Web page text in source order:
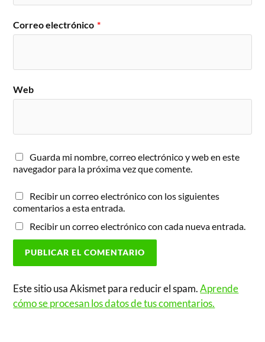
Correo electrónico *
Web
Guarda mi nombre, correo electrónico y web en este
navegador para la próxima vez que comente.
Recibir un correo electrónico con los siguientes
comentarios a esta entrada.
Recibir un correo electrónico con cada nueva entrada.
Este sitio usa Akismet para reducir el spam.Aprende
cómo se procesan los datos de tus comentarios.